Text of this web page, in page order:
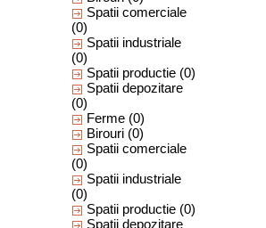
Spatii comerciale
(0)
Spatii industriale
(0)
Spatii productie(0)
Spatii depozitare
(0)
Ferme(0)
Birouri(0)
Spatii comerciale
(0)
Spatii industriale
(0)
Spatii productie(0)
Spatii depozitare